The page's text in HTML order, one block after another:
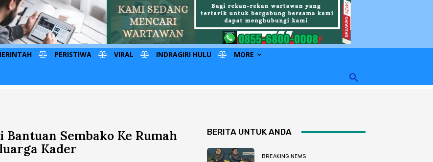
PERISTIWA VIRAL INDRAGIRI HULU MORE
Sembako Ke Rumah
Kader
BERITA UNTUK ANDA
BREAKING NEWS